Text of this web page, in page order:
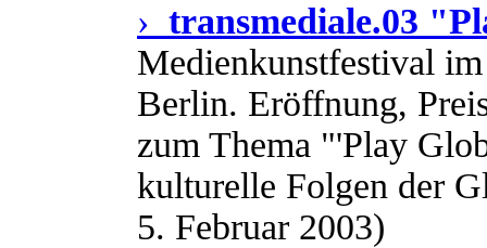
› transmediale.03
Medienkunstfestival
Berlin. Eröffnung,
zum Thema "'Play
kulturelle Folgen der
5. Februar 2003)